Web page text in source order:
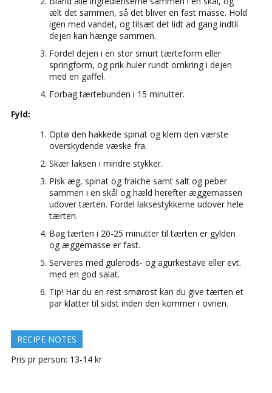
ælt det sammen, så det bliver en fast masse. Hold
igen med vandet, og tilsæt det lidt ad gang indtil
dejen kan hænge sammen.
Fordel dejen i en stor smurt tærteform eller
springform, og prik huler rundt omkring i dejen
med en gaffel.
Forbag tærtebunden i 15 minutter.
Fyld:
Optø den hakkede spinat og klem den værste
overskydende væske fra.
Skær laksen i mindre stykker.
Pisk æg, spinat og fraiche samt salt og peber
sammen i en skål og hæld herefter æggemassen
udover tærten. Fordel laksestykkerne udover hele
tærten.
Bag tærten i 20-25 minutter til tærten er gylden
og æggemasse er fast.
Serveres med gulerods- og agurkestave eller evt.
med en god salat.
Tip! Har du en rest smørost kan du give tærten et
par klatter til sidst inden den kommer i ovnen.
RECIPE NOTES
Pris pr person: 13-14 kr